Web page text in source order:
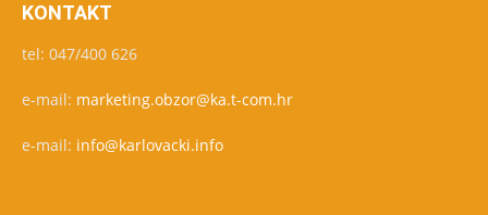
KONTAKT
tel: 047/400 626
e-mail: marketing.obzor@ka.t-com.hr
e-mail: info@karlovacki.info